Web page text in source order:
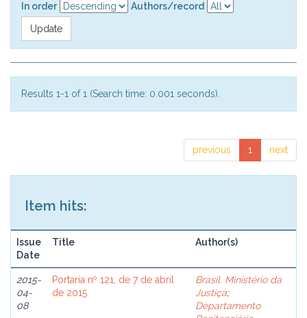
In order
Authors/record
Results 1-1 of 1 (Search time: 0.001 seconds).
previous 1 next
Item hits:
Issue
Date
Title Author(s)
2015-
04-
08
Portaria nº 121, de 7 de abril
de 2015
Brasil. Ministério da
Justiça;
Departamento